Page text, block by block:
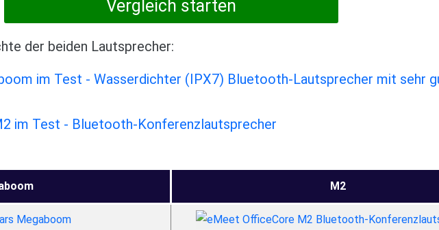
der beiden Lautsprecher:
im Test - Wasserdichter (IPX7) Bluetooth-Lautsprecher mit sehr
im Test - Bluetooth-Konferenzlautsprecher
M2